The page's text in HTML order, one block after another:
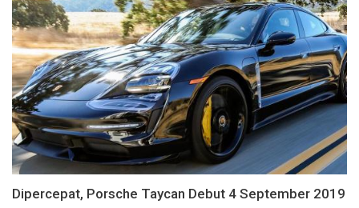
Dipercepat, Porsche Taycan Debut 4 September 2019